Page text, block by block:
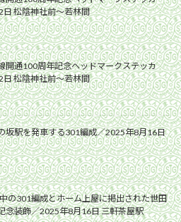
松陰神社前〜若林間
開通100周年記念ヘッドマークステッカ
松陰神社前〜若林間
坂駅を発車する301編成／2025年8月16日
の301編成とホーム上屋に掲出された世田
念装飾／2025年8月16日 三軒茶屋駅